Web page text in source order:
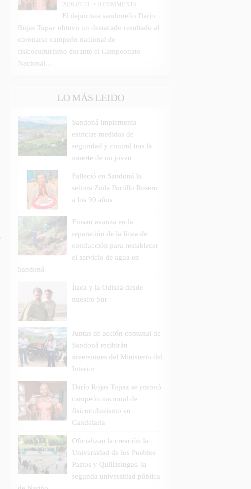
2026-07-31 0 COMMENTS
El deportista sandoneño Darío
Rojas Tupaz obtuvo un destacado resultado al
coronarse campeón nacional de
fisicoculturismo durante el Campeonato
Nacional...
LO MÁS LEIDO
Sandoná implementa
estrictas medidas de
seguridad y control tras la
muerte de un joven
Falleció en Sandoná la
señora Zoila Portillo Rosero
a los 90 años
Emsan avanza en la
reparación de la línea de
conducción para restablecer
el servicio de agua en
Sandoná
Ítaca y la Odisea desde
nuestro Sur
Juntas de acción comunal de
Sandoná recibirán
inversiones del Ministerio del
Interior
Darío Rojas Tupaz se coronó
campeón nacional de
fisicoculturismo en
Candelaria
Oficializan la creación la
Universidad de los Pueblos
Pastos y Quillasingas, la
segunda universidad pública